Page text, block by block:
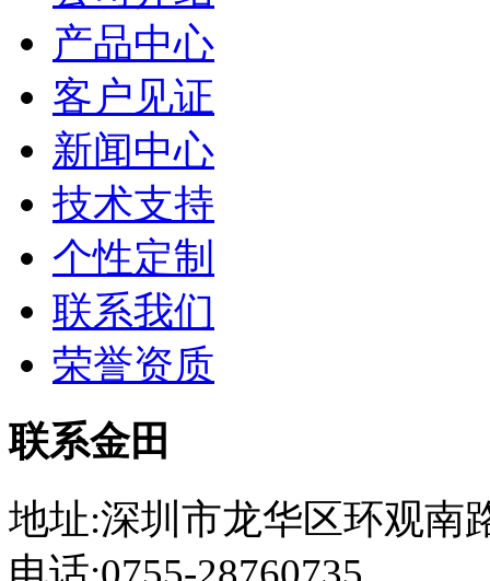
产品中心
客户见证
新闻中心
技术支持
个性定制
联系我们
荣誉资质
联系金田
地址:深圳市龙华区环观南